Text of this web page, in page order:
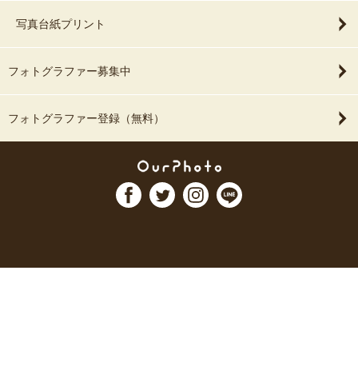
写真台紙プリント
フォトグラファー募集中
フォトグラファー登録（無料）